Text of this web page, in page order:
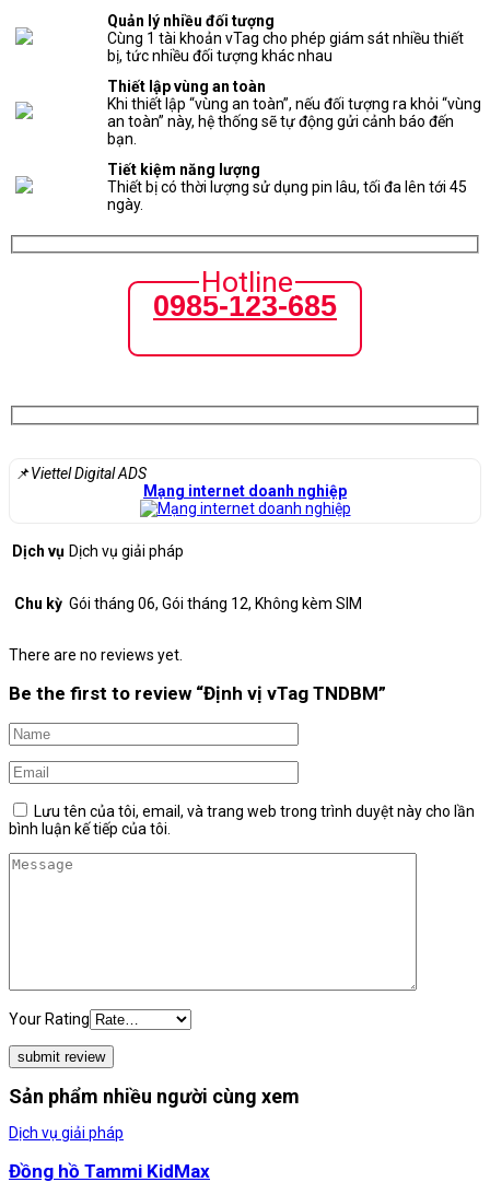
Quản lý nhiều đối tượng
Cùng 1 tài khoản vTag cho phép giám sát nhiều thiết
bị, tức nhiều đối tượng khác nhau
Thiết lập vùng an toàn
Khi thiết lập “vùng an toàn”, nếu đối tượng ra khỏi “vùng
an toàn” này, hệ thống sẽ tự động gửi cảnh báo đến
bạn.
Tiết kiệm năng lượng
Thiết bị có thời lượng sử dụng pin lâu, tối đa lên tới 45
ngày.
Hotline
0985-123-685
📌Viettel Digital ADS
Mạng internet doanh nghiệp
Dịch vụ Dịch vụ giải pháp
Chu kỳ Gói tháng 06, Gói tháng 12, Không kèm SIM
There are no reviews yet.
Be the first to review “Định vị vTag TNDBM”
Lưu tên của tôi, email, và trang web trong trình duyệt này cho lần
bình luận kế tiếp của tôi.
Your Rating
Sản phẩm nhiều người cùng xem
Dịch vụ giải pháp
Đồng hồ Tammi KidMax